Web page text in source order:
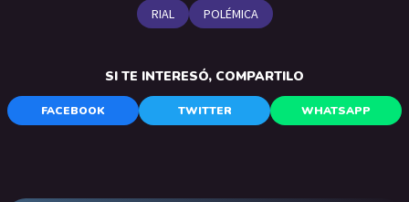
RIAL POLÉMICA
SI TE INTERESÓ, COMPARTILO
FACEBOOK TWITTER WHATSAPP